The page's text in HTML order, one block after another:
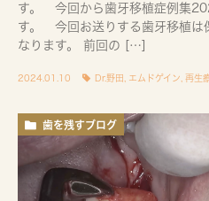
す。 今回から歯牙移植症例集
す。 今回お送りする歯牙移植は
なります。 前回の […]
2024.01.10 Dr.野田 エムドゲイン 再生
歯を残すブログ